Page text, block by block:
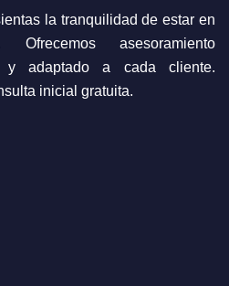
la tranquilidad de estar en
asesoramiento
y adaptado a cada cliente.
inicial gratuita.